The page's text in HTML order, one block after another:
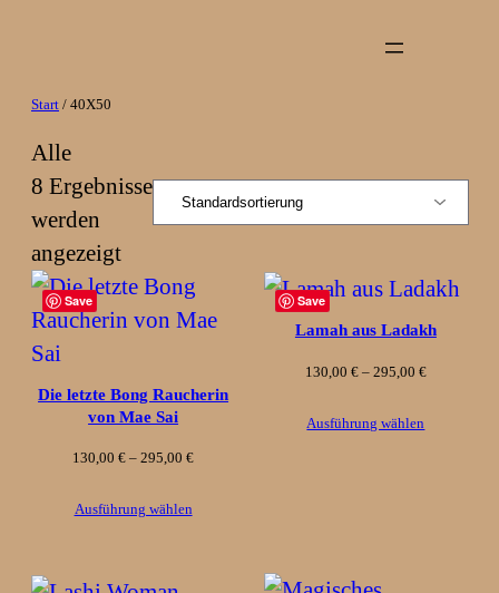
Start / 40X50
Alle
8 Ergebnisse
werden
angezeigt
Save
Die letzte Bong Raucherin
von Mae Sai
130,00€ –295,00€Preisspanne:
Ausführung wählen
Save
Lamah aus Ladakh
130,00 € – 295,00 €
Ausführung wählen